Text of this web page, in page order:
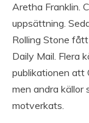
Aretha Franklin.
uppsättning.
Rolling Stone
Daily Mail. Flera
publikationen att
men andra källor
motverkats.